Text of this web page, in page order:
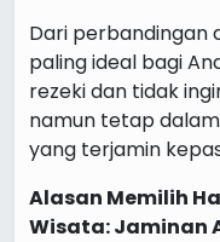
Dari perbandingan
paling ideal bagi
rezeki dan tidak
namun tetap
yang terjamin
Alasan Memilih
Wisata: Jaminan